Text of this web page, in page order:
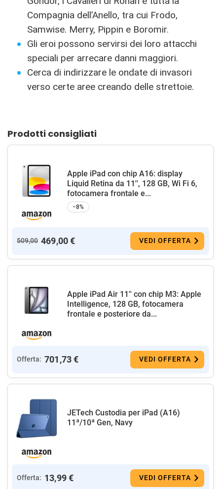
Compagnia dell’Anello, tra cui Frodo,
Samwise. Merry, Pippin e Boromir.
Gli eroi possono servirsi dei loro attacchi
speciali per arrecare danni maggiori.
Cerca di indirizzare le ondate di invasori
verso certe aree creando delle strettoie.
Prodotti consigliati
Apple iPad con chip A16: display
Liquid Retina da 11'', 128 GB, Wi Fi 6,
fotocamera frontale e...
−8%
509,00 469,00 € VEDI OFFERTA
Apple iPad Air 11'' con chip M3: Apple
Intelligence, 128 GB, fotocamera
frontale e posteriore da...
Offerta: 701,73 € VEDI OFFERTA
JETech Custodia per iPad (A16)
11ª/10ª Gen, Navy
Offerta: 13,99 € VEDI OFFERTA